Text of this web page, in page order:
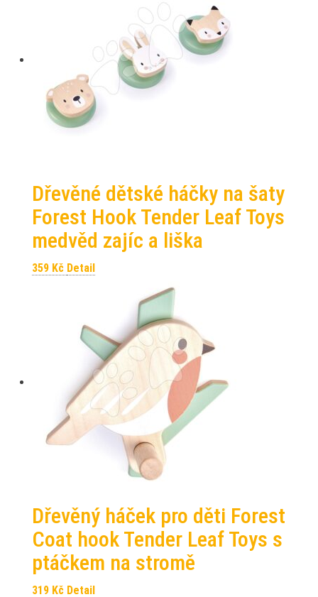
Dřevěné dětské háčky na šaty
Forest Hook Tender Leaf Toys
medvěd zajíc a liška
359 Kč Detail
Dřevěný háček pro děti Forest
Coat hook Tender Leaf Toys s
ptáčkem na stromě
319 Kč Detail